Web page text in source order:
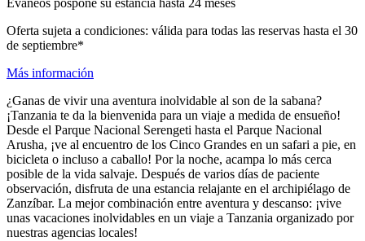
Evaneos pospone su estancia hasta 24 meses
Oferta sujeta a condiciones: válida para todas las reservas hasta el 30
de septiembre*
Más información
¿Ganas de vivir una aventura inolvidable al son de la sabana?
¡Tanzania te da la bienvenida para un viaje a medida de ensueño!
Desde el Parque Nacional Serengeti hasta el Parque Nacional
Arusha, ¡ve al encuentro de los Cinco Grandes en un safari a pie, en
bicicleta o incluso a caballo! Por la noche, acampa lo más cerca
posible de la vida salvaje. Después de varios días de paciente
observación, disfruta de una estancia relajante en el archipiélago de
Zanzíbar. La mejor combinación entre aventura y descanso: ¡vive
unas vacaciones inolvidables en un viaje a Tanzania organizado por
nuestras agencias locales!